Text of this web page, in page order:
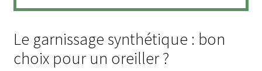
Le garnissage synthétique : bon
choix pour un oreiller ?